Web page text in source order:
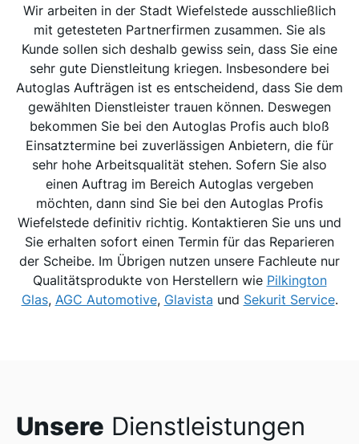
Wir arbeiten in der Stadt Wiefelstede ausschließlich
mit getesteten Partnerfirmen zusammen. Sie als
Kunde sollen sich deshalb gewiss sein, dass Sie eine
sehr gute Dienstleitung kriegen. Insbesondere bei
Autoglas Aufträgen ist es entscheidend, dass Sie dem
gewählten Dienstleister trauen können. Deswegen
bekommen Sie bei den Autoglas Profis auch bloß
Einsatztermine bei zuverlässigen Anbietern, die für
sehr hohe Arbeitsqualität stehen. Sofern Sie also
einen Auftrag im Bereich Autoglas vergeben
möchten, dann sind Sie bei den Autoglas Profis
Wiefelstede definitiv richtig. Kontaktieren Sie uns und
Sie erhalten sofort einen Termin für das Reparieren
der Scheibe. Im Übrigen nutzen unsere Fachleute nur
Qualitätsprodukte von Herstellern wie Pilkington
Glas, AGC Automotive, Glavista und Sekurit Service.
Unsere Dienstleistungen